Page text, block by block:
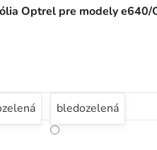
Optrel pre modely e640/
bledozelená